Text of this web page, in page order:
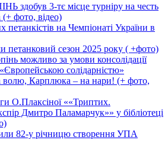
здобув 3-тє місце турніру на честь
(+ фото, відео)
петанкістів на Чемпіонаті України в
петанковий сезон 2025 року ( +фото)
можливо за умови консолідації
солідарністю»
Карплюка – на нари! (+ фото,
О.Плаксіної ««Триптих.
Дмитро Паламарчук»» у бібліотеці
82-у річницю створення УПА